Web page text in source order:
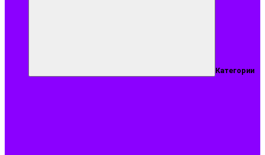
Категории